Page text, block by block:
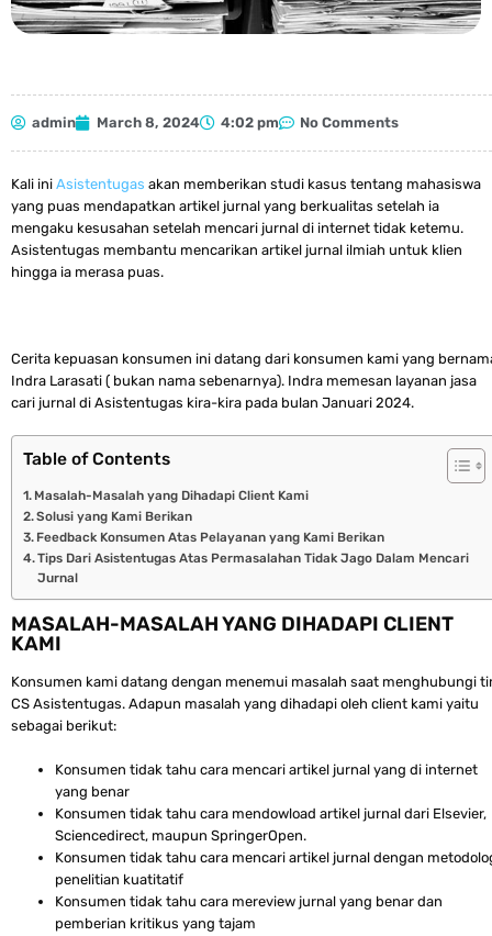
admin March 8, 2024 4:02 pm No Comments
Kali ini Asistentugas akan memberikan studi kasus tentang mahasiswa
yang puas mendapatkan artikel jurnal yang berkualitas setelah ia
mengaku kesusahan setelah mencari jurnal di internet tidak ketemu.
Asistentugas membantu mencarikan artikel jurnal ilmiah untuk klien
hingga ia merasa puas.
Cerita kepuasan konsumen ini datang dari konsumen kami yang
Indra Larasati ( bukan nama sebenarnya). Indra memesan layanan jasa
cari jurnal di Asistentugas kira-kira pada bulan Januari 2024.
Table of Contents
Masalah-Masalah yang Dihadapi Client Kami
Solusi yang Kami Berikan
Feedback Konsumen Atas Pelayanan yang Kami Berikan
Tips Dari Asistentugas Atas Permasalahan Tidak Jago Dalam Mencari
Jurnal
MASALAH-MASALAH YANG DIHADAPI CLIENT
KAMI
Konsumen kami datang dengan menemui masalah saat menghubungi
CS Asistentugas. Adapun masalah yang dihadapi oleh client kami yaitu
sebagai berikut:
Konsumen tidak tahu cara mencari artikel jurnal yang di internet
yang benar
Konsumen tidak tahu cara mendowload artikel jurnal dari Elsevier,
Sciencedirect, maupun SpringerOpen.
Konsumen tidak tahu cara mencari artikel jurnal dengan
penelitian kuatitatif
Konsumen tidak tahu cara mereview jurnal yang benar dan
pemberian kritikus yang tajam